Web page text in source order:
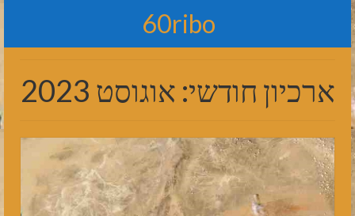
60ribo
ארכיון חודשי: אוגוסט 2023